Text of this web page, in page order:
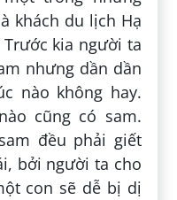
khách du lịch Hạ
kia người ta
nhưng dần dần
nào không hay.
cũng có sam.
đều phải giết
bởi người ta cho
con sẽ dễ bị dị